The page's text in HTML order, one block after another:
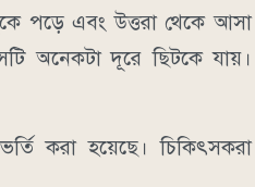
পড়ে এবং উত্তরা থেকে আসা
অনেকটা দূরে ছিটকে যায়।
করা হয়েছে। চিকিৎসকরা